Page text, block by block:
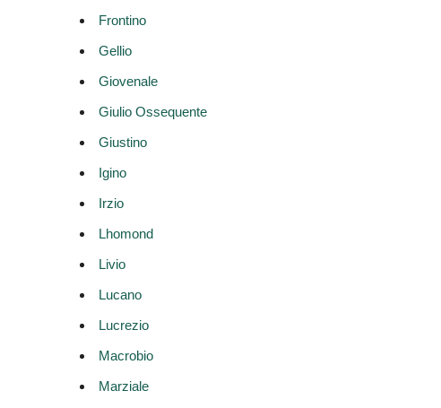
Frontino
Gellio
Giovenale
Giulio Ossequente
Giustino
Igino
Irzio
Lhomond
Livio
Lucano
Lucrezio
Macrobio
Marziale